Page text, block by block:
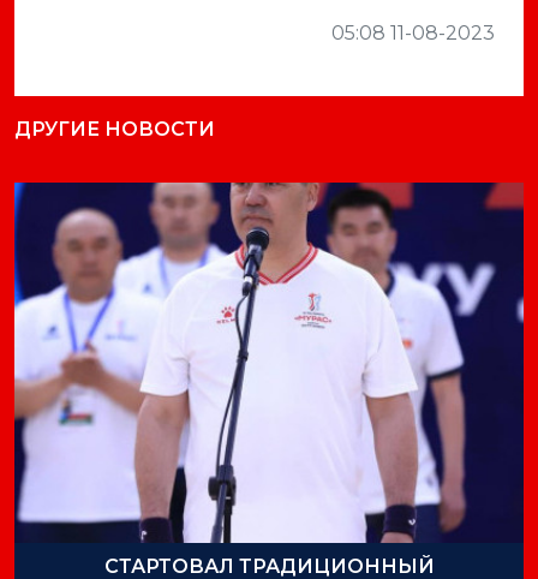
05:08 11-08-2023
ДРУГИЕ НОВОСТИ
СТАРТОВАЛ ТРАДИЦИОННЫЙ